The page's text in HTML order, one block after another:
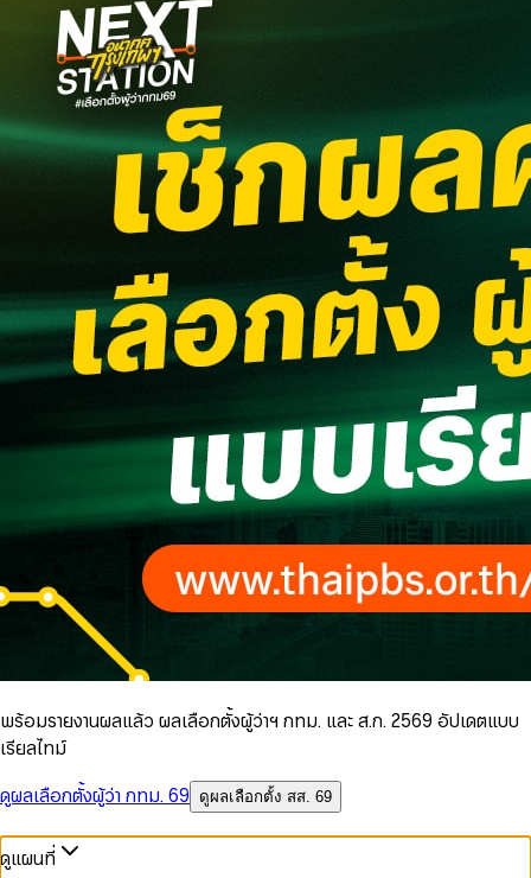
พร้อมรายงานผลแล้ว ผลเลือกตั้งผู้ว่าฯ กทม. และ ส.ก. 2569 อัปเดตแบบ
เรียลไทม์
ดูผลเลือกตั้งผู้ว่า กทม. 69
ดูผลเลือกตั้ง สส. 69
ดูแผนที่